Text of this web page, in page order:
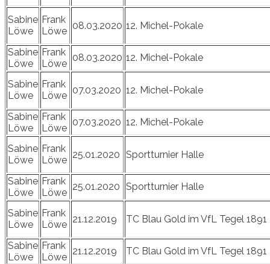
Sabine
Löwe
Frank
Löwe 08.03.2020 12. Michel-Pokale
Sabine
Löwe
Frank
Löwe
08.03.2020 12. Michel-Pokale
Sabine
Löwe
Frank
Löwe 07.03.2020 12. Michel-Pokale
Sabine
Löwe
Frank
Löwe
07.03.2020 12. Michel-Pokale
Sabine
Löwe
Frank
Löwe 25.01.2020 Sportturnier Halle
Sabine
Löwe
Frank
Löwe
25.01.2020 Sportturnier Halle
Sabine
Löwe
Frank
Löwe 21.12.2019 TC Blau Gold im VfL Tegel 1891
Sabine
Löwe
Frank
Löwe
21.12.2019 TC Blau Gold im VfL Tegel 1891